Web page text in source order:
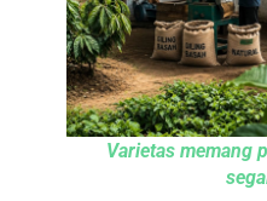
Varietas memang